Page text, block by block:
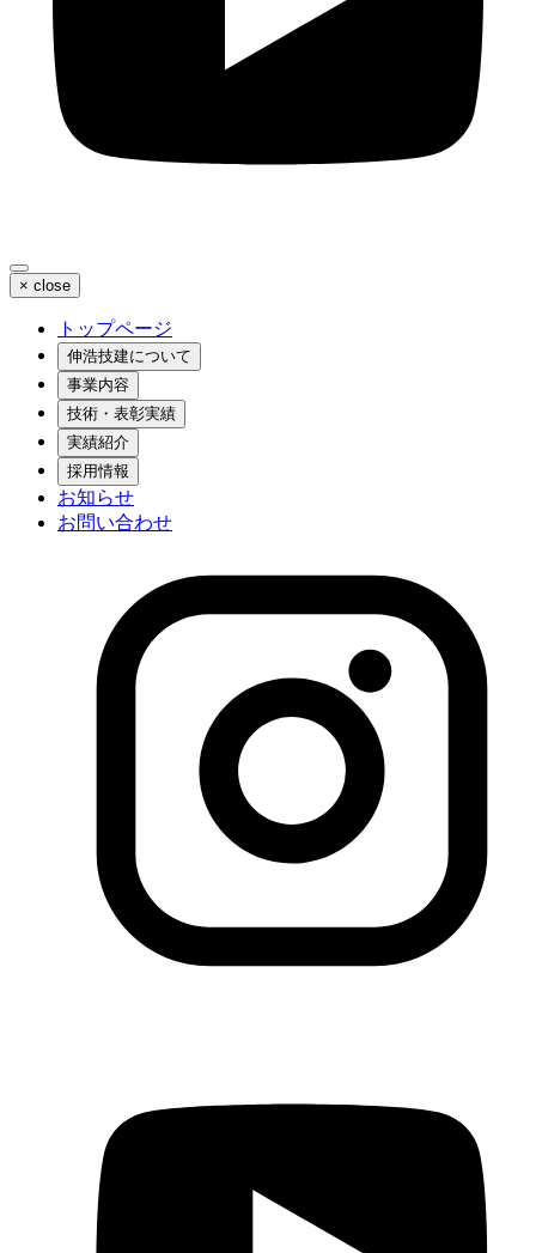
× close
トップページ
伸浩技建について
事業内容
技術・表彰実績
実績紹介
採用情報
お知らせ
お問い合わせ